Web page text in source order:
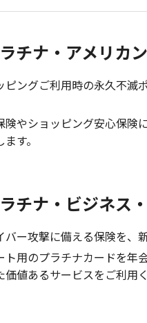
チナ・アメリカ
ピングご利用時の永久不滅
険やショッピング安心保険
す。
チナ・ビジネス
バー攻撃に備える保険を、
ト用のプラチナカードを年
価値あるサービスをご利用